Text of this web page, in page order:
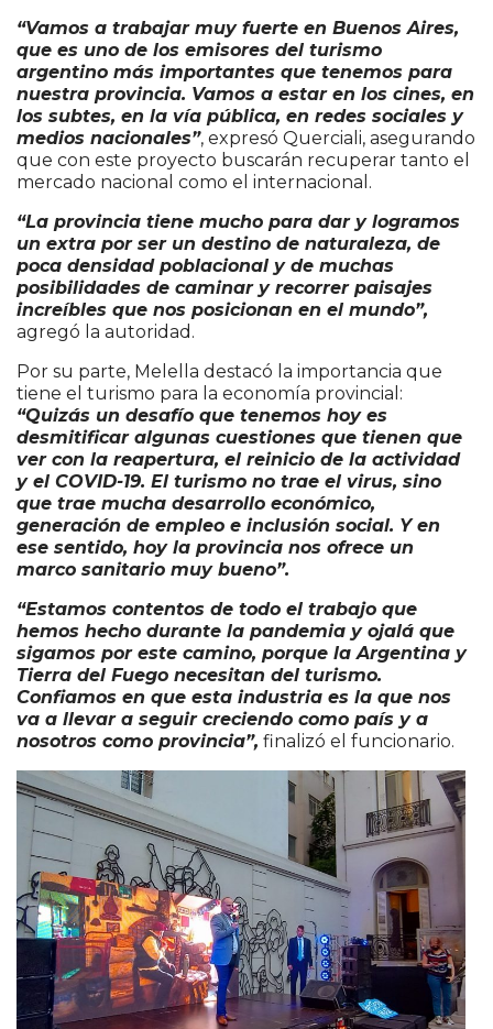
“Vamos a trabajar muy fuerte en Buenos Aires,
que es uno de los emisores del turismo
argentino más importantes que tenemos para
nuestra provincia. Vamos a estar en los cines, en
los subtes, en la vía pública, en redes sociales y
medios nacionales”, expresó Querciali, asegurando
que con este proyecto buscarán recuperar tanto el
mercado nacional como el internacional.
“La provincia tiene mucho para dar y logramos
un extra por ser un destino de naturaleza, de
poca densidad poblacional y de muchas
posibilidades de caminar y recorrer paisajes
increíbles que nos posicionan en el mundo”,
agregó la autoridad.
Por su parte, Melella destacó la importancia que
tiene el turismo para la economía provincial:
“Quizás un desafío que tenemos hoy es
desmitificar algunas cuestiones que tienen que
ver con la reapertura, el reinicio de la actividad
y el COVID-19. El turismo no trae el virus, sino
que trae mucha desarrollo económico,
generación de empleo e inclusión social. Y en
ese sentido, hoy la provincia nos ofrece un
marco sanitario muy bueno”.
“Estamos contentos de todo el trabajo que
hemos hecho durante la pandemia y ojalá que
sigamos por este camino, porque la Argentina y
Tierra del Fuego necesitan del turismo.
Confiamos en que esta industria es la que nos
va a llevar a seguir creciendo como país y a
nosotros como provincia”, finalizó el funcionario.